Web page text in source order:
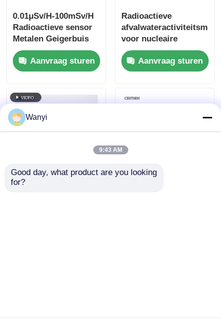
0.01μSv/H-100mSv/H
Radioactieve sensor
Metalen Geigerbuis
Gamma X-straal
Aanvraag sturen
Radioactieve
voor nucleaire
geneeskunde
vervalpoel
onderwater
Aanvraag sturen
Wanyi
9:43 AM
Good day, what product are you looking
for?